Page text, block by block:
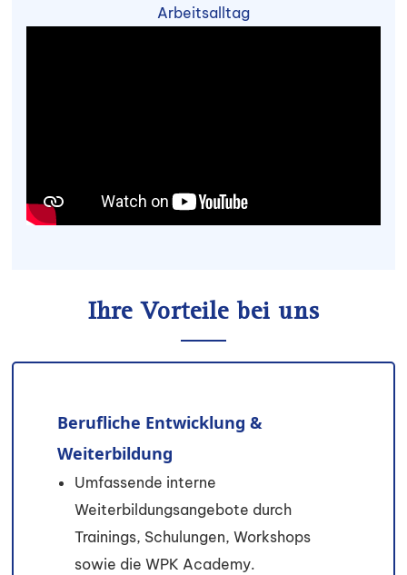
Arbeitsalltag
Ihre Vorteile bei uns
Berufliche Entwicklung &
Weiterbildung
Umfassende interne
Weiterbildungsangebote durch
Trainings, Schulungen, Workshops
sowie die WPK Academy.